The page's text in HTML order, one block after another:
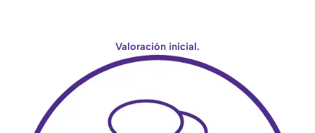
Valoración inicial.